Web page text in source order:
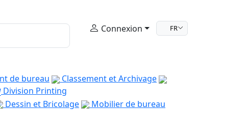
Connexion FR
de bureau
Classement et Archivage
Division Printing
Dessin et Bricolage
Mobilier de bureau